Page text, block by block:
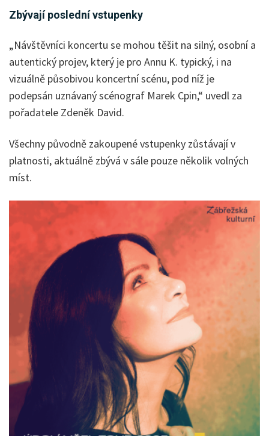
Zbývají poslední vstupenky
„Návštěvníci koncertu se mohou těšit na silný, osobní a
autentický projev, který je pro Annu K. typický, i na
vizuálně působivou koncertní scénu, pod níž je
podepsán uznávaný scénograf Marek Cpin,“ uvedl za
pořadatele Zdeněk David.
Všechny původně zakoupené vstupenky zůstávají v
platnosti, aktuálně zbývá v sále pouze několik volných
míst.